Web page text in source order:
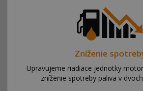
Zníženie
Upravujeme riadiace jednotky
zníženie spotreby paliva v